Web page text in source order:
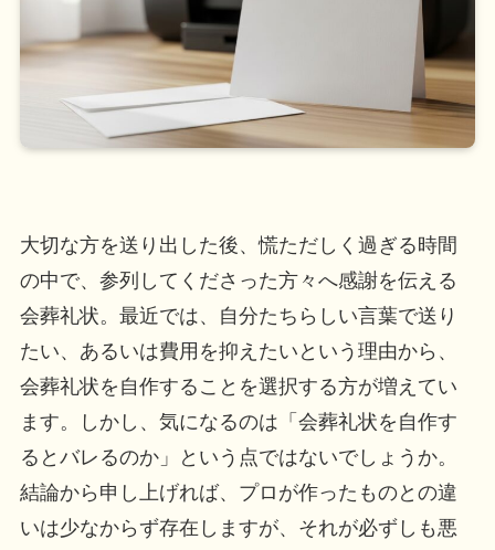
大切な方を送り出した後、慌ただしく過ぎる時間
の中で、参列してくださった方々へ感謝を伝える
会葬礼状。最近では、自分たちらしい言葉で送り
たい、あるいは費用を抑えたいという理由から、
会葬礼状を自作することを選択する方が増えてい
ます。しかし、気になるのは「会葬礼状を自作す
るとバレるのか」という点ではないでしょうか。
結論から申し上げれば、プロが作ったものとの違
いは少なからず存在しますが、それが必ずしも悪